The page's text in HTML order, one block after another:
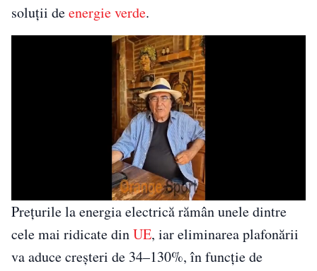
soluții deenergie verde.
Prețurile la energia electrică rămân unele dintre
cele mai ridicate dinUE, iar eliminarea plafonării
va aduce creșteri de 34–130%, în funcție de